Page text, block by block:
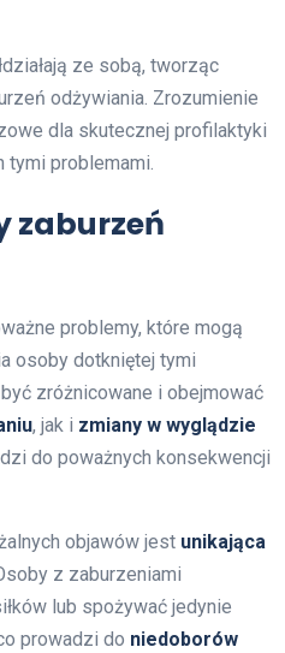
ze sobą, tworząc
odżywiania. Zrozumienie
dla skutecznej profilaktyki
tymi problemami.
zaburzeń
problemy, które mogą
osoby dotkniętej tymi
zróżnicowane i obejmować
, jak i zmiany w wyglądzie
do poważnych konsekwencji
objawów jest unikająca
z zaburzeniami
lub spożywać jedynie
prowadzi do niedoborów